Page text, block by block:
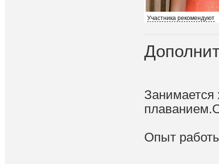
Участника рекомендуют
Занимается
Опыт